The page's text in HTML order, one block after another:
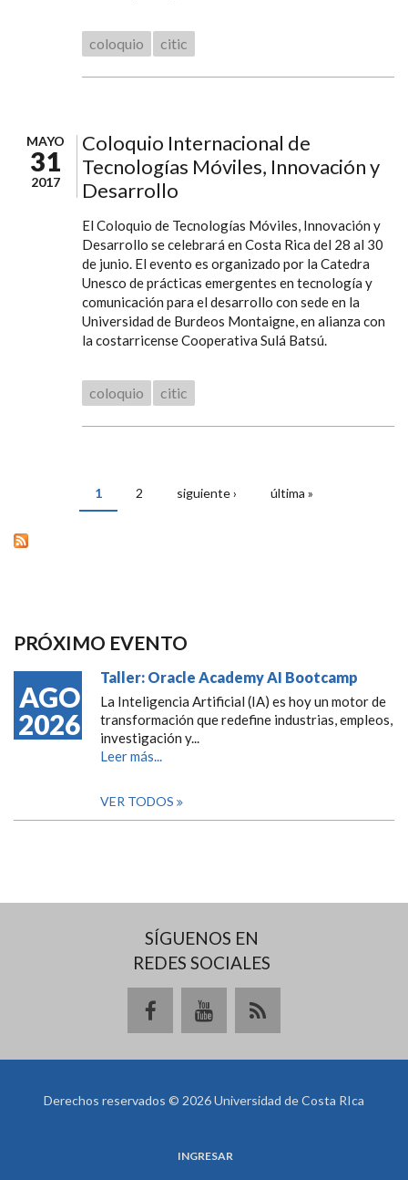
coloquio citic
MAYO
31
2017
Coloquio Internacional de
Tecnologías Móviles, Innovación y
Desarrollo
El Coloquio de Tecnologías Móviles, Innovación y
Desarrollo se celebrará en Costa Rica del 28 al 30
de junio. El evento es organizado por la Catedra
Unesco de prácticas emergentes en tecnología y
comunicación para el desarrollo con sede en la
Universidad de Burdeos Montaigne, en alianza con
la costarricense Cooperativa Sulá Batsú.
coloquio citic
PÁGINAS
1 2 siguiente › última »
PRÓXIMO EVENTO
AGO
2026
Taller: Oracle Academy AI Bootcamp
La Inteligencia Artificial (IA) es hoy un motor de
transformación que redefine industrias, empleos,
investigación y...
Leer más...
VER TODOS
SÍGUENOS EN
REDES SOCIALES
Derechos reservados © 2026 Universidad de Costa RIca
INGRESAR